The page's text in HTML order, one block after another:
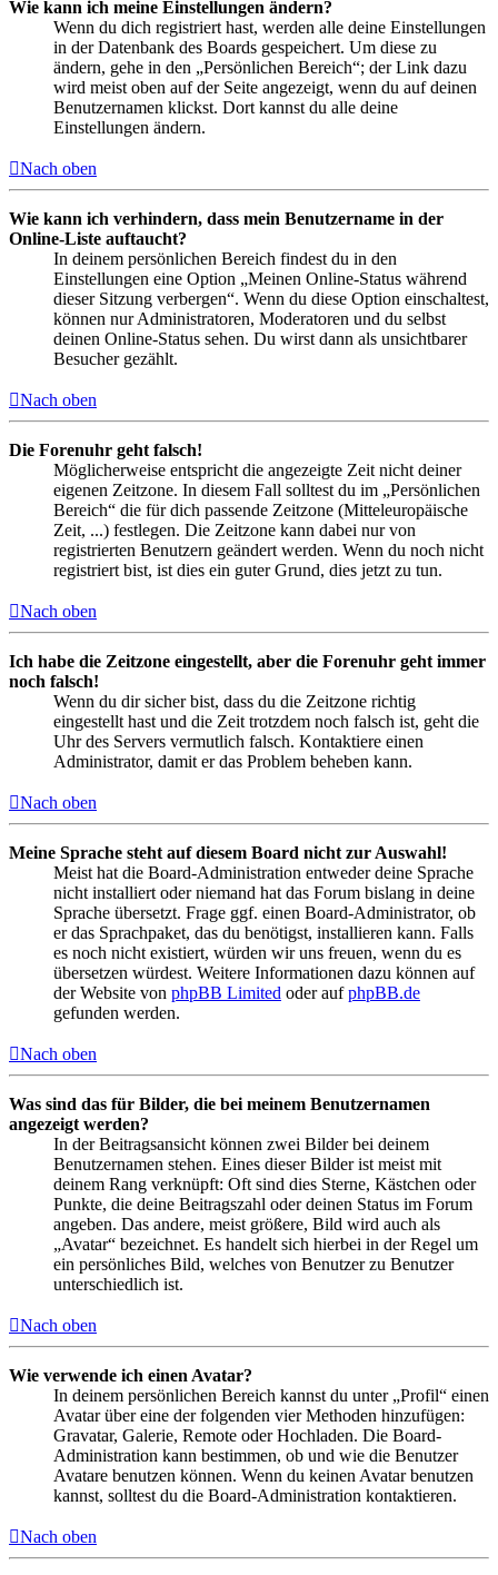
Wie kann ich meine Einstellungen ändern?
Wenn du dich registriert hast, werden alle deine Einstellungen
in der Datenbank des Boards gespeichert. Um diese zu
ändern, gehe in den „Persönlichen Bereich“; der Link dazu
wird meist oben auf der Seite angezeigt, wenn du auf deinen
Benutzernamen klickst. Dort kannst du alle deine
Einstellungen ändern.
Nach oben
Wie kann ich verhindern, dass mein Benutzername in der
Online-Liste auftaucht?
In deinem persönlichen Bereich findest du in den
Einstellungen eine Option „Meinen Online-Status während
dieser Sitzung verbergen“. Wenn du diese Option einschaltest,
können nur Administratoren, Moderatoren und du selbst
deinen Online-Status sehen. Du wirst dann als unsichtbarer
Besucher gezählt.
Nach oben
Die Forenuhr geht falsch!
Möglicherweise entspricht die angezeigte Zeit nicht deiner
eigenen Zeitzone. In diesem Fall solltest du im „Persönlichen
Bereich“ die für dich passende Zeitzone (Mitteleuropäische
Zeit, ...) festlegen. Die Zeitzone kann dabei nur von
registrierten Benutzern geändert werden. Wenn du noch nicht
registriert bist, ist dies ein guter Grund, dies jetzt zu tun.
Nach oben
Ich habe die Zeitzone eingestellt, aber die Forenuhr geht immer
noch falsch!
Wenn du dir sicher bist, dass du die Zeitzone richtig
eingestellt hast und die Zeit trotzdem noch falsch ist, geht die
Uhr des Servers vermutlich falsch. Kontaktiere einen
Administrator, damit er das Problem beheben kann.
Nach oben
Meine Sprache steht auf diesem Board nicht zur Auswahl!
Meist hat die Board-Administration entweder deine Sprache
nicht installiert oder niemand hat das Forum bislang in deine
Sprache übersetzt. Frage ggf. einen Board-Administrator, ob
er das Sprachpaket, das du benötigst, installieren kann. Falls
es noch nicht existiert, würden wir uns freuen, wenn du es
übersetzen würdest. Weitere Informationen dazu können auf
der Website von phpBB Limited oder aufphpBB.de
gefunden werden.
Nach oben
Was sind das für Bilder, die bei meinem Benutzernamen
angezeigt werden?
In der Beitragsansicht können zwei Bilder bei deinem
Benutzernamen stehen. Eines dieser Bilder ist meist mit
deinem Rang verknüpft: Oft sind dies Sterne, Kästchen oder
Punkte, die deine Beitragszahl oder deinen Status im Forum
angeben. Das andere, meist größere, Bild wird auch als
„Avatar“ bezeichnet. Es handelt sich hierbei in der Regel um
ein persönliches Bild, welches von Benutzer zu Benutzer
unterschiedlich ist.
Nach oben
Wie verwende ich einen Avatar?
In deinem persönlichen Bereich kannst du unter „Profil“ einen
Avatar über eine der folgenden vier Methoden hinzufügen:
Gravatar, Galerie, Remote oder Hochladen. Die Board-
Administration kann bestimmen, ob und wie die Benutzer
Avatare benutzen können. Wenn du keinen Avatar benutzen
kannst, solltest du die Board-Administration kontaktieren.
Nach oben